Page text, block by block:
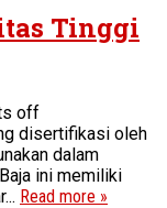
Tinggi
off
disertifikasi oleh
dalam
ini memiliki
Read more »